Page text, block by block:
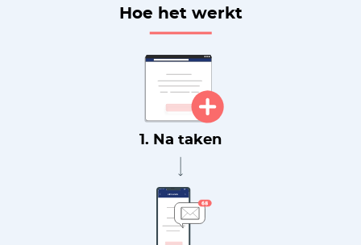
Hoe het werkt
1. Na taken